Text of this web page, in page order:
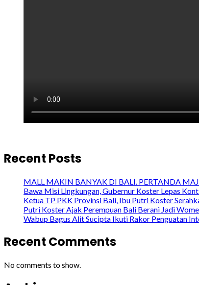
Recent Posts
MALL MAKIN BANYAK DI BALI. PERTANDA
Bawa Misi Lingkungan, Gubernur Koster Lepas
Ketua TP PKK Provinsi Bali, Ibu Putri Koster
Putri Koster Ajak Perempuan Bali Berani Jadi
Wabup Bagus Alit Sucipta Ikuti Rakor Penguatan
Recent Comments
No comments to show.